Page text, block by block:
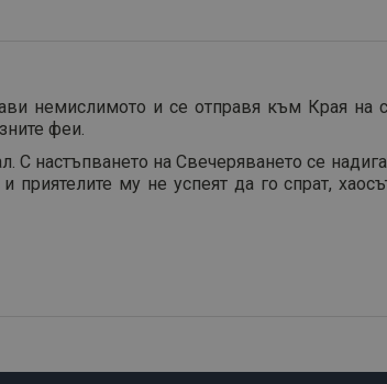
немислимото и се отправя към Края на
феи.
С настъпването на Свечеряването се
му не успеят да го спрат,